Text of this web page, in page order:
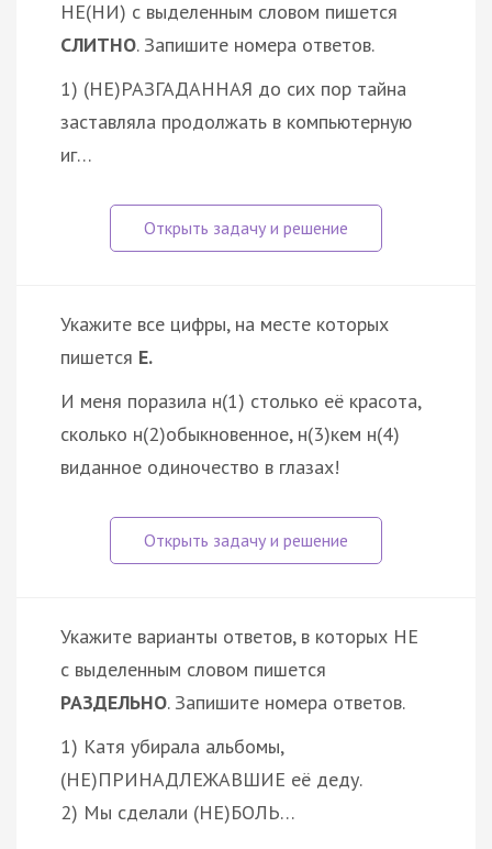
НЕ(НИ) с выделенным словом пишется
СЛИТНО. Запишите номера ответов.
1) (НЕ)РАЗГАДАННАЯ до сих пор тайна
заставляла продолжать в компьютерную
иг…
Укажите все цифры, на месте которых
пишется Е.
И меня поразила н(1) столько её красота,
сколько н(2)обыкновенное, н(3)кем н(4)
виданное одиночество в глазах!
Укажите варианты ответов, в которых НЕ
с выделенным словом пишется
РАЗДЕЛЬНО. Запишите номера ответов.
1) Катя убирала альбомы,
(НЕ)ПРИНАДЛЕЖАВШИЕ её деду.
2) Мы сделали (НЕ)БОЛЬ…